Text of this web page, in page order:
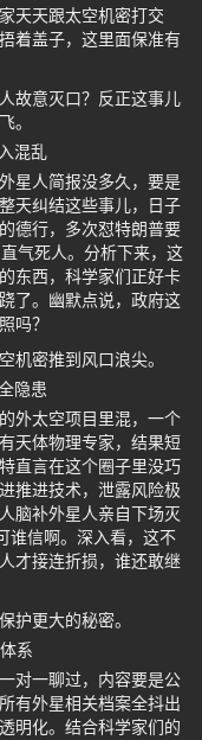
天天跟太空机密打交
着盖子，这里面保准有
故意灭口？反正这事儿
。
混乱
星人简报没多久，要是
天纠结这些事儿，日子
德行，多次怼特朗普要
气死人。分析下来，这
东西，科学家们正好卡
了。幽默点说，政府这
吗？
机密推到风口浪尖。
隐患
外太空项目里混，一个
天体物理专家，结果短
直言在这个圈子里没巧
推进技术，泄露风险极
脑补外星人亲自下场灭
谁信啊。深入看，这不
才接连折损，谁还敢继
护更大的秘密。
系
对一聊过，内容要是公
有外星相关档案全抖出
明化。结合科学家们的